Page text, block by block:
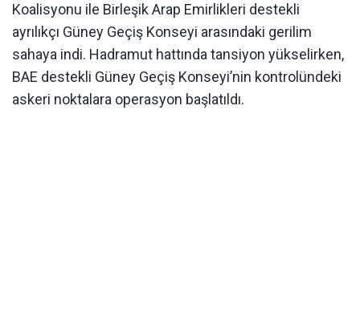
Koalisyonu ile Birleşik Arap Emirlikleri destekli
ayrılıkçı Güney Geçiş Konseyi arasındaki gerilim
sahaya indi. Hadramut hattında tansiyon yükselirken,
BAE destekli Güney Geçiş Konseyi’nin kontrolündeki
askeri noktalara operasyon başlatıldı.